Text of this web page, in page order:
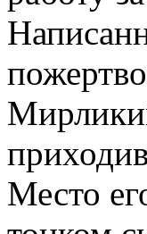
Место